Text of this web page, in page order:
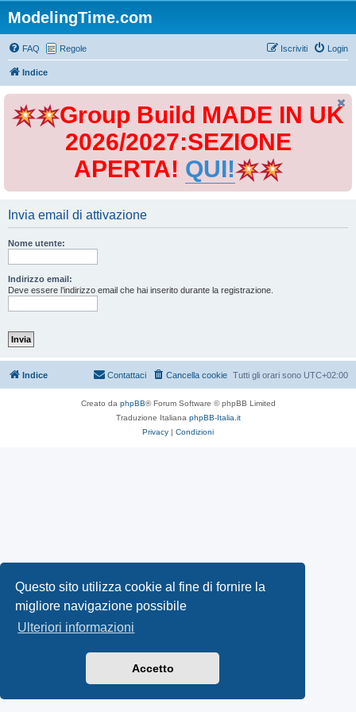
Questo sito utilizza cookie al fine di fornire la
migliore navigazione possibile
Ulteriori informazioni
Accetto
ModelingTime.com
FAQ Regole Login
Iscriviti
Indice
Group Build MADE IN UK
2026/2027:SEZIONE
APERTA! QUI!
Invia email di attivazione
Nome utente:
Indirizzo email:
Deve essere l’indirizzo email che hai inserito durante la registrazione.
Indice Tutti gli orari sono UTC+02:00
Cancella cookie
Contattaci
Creato da phpBB® Forum Software © phpBB Limited
Traduzione Italiana phpBB-Italia.it
Privacy | Condizioni